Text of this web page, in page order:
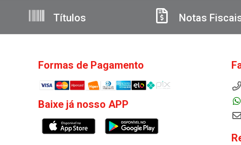
Títulos Notas
Formas de Pagamento
Baixe já nosso APP